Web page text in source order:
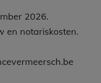
2026.
en notariskosten.